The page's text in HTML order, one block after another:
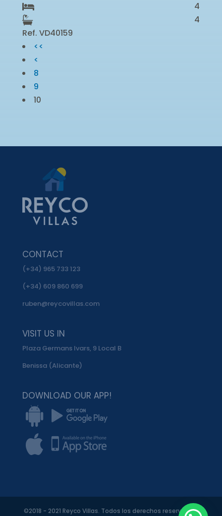
4
4
Ref. VD40159
<<
<
8
9
10
CONTACT
(+34) 965 733 123
(+34) 609 860 699
ruben@reycovillas.com
VISIT US IN
Plaza Germans Ivars, 9 Local B
Benissa (Alicante)
DOWNLOAD OUR APP!
©2018 - 2021 Reyco Villas. Todos los derechos reservados.